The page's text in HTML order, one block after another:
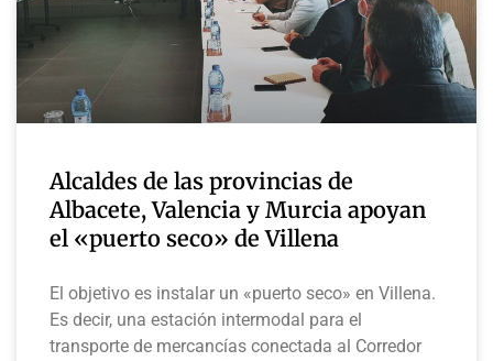
Alcaldes de las provincias de
Albacete, Valencia y Murcia apoyan
el «puerto seco» de Villena
El objetivo es instalar un «puerto seco» en Villena.
Es decir, una estación intermodal para el
transporte de mercancías conectada al Corredor